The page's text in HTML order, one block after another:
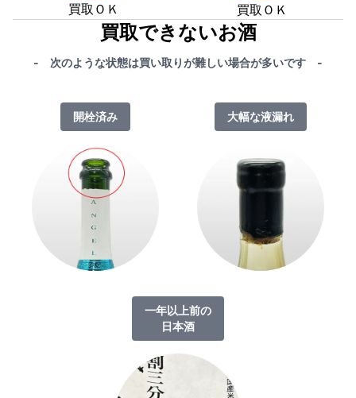
買取ＯＫ 買取ＯＫ
買取できないお酒
- 次のような状態は買い取りが難しい場合が多いです -
開栓済み 大幅な液漏れ
一年以上前の
日本酒